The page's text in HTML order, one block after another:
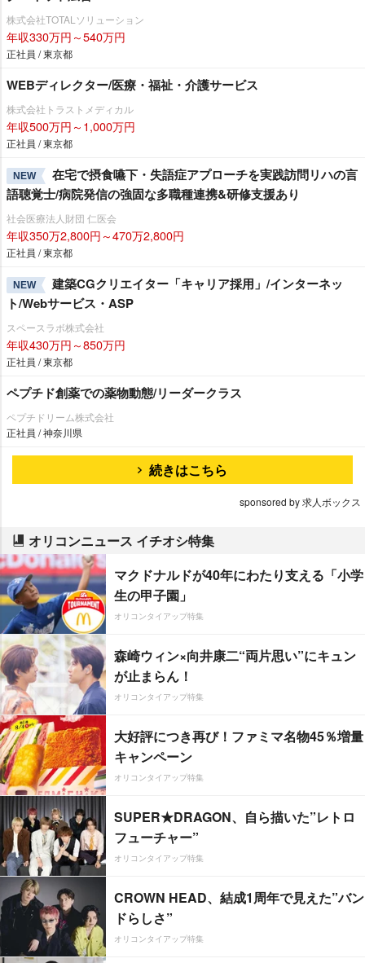
株式会社TOTALソリューション
年収330万円～540万円
正社員 / 東京都
WEBディレクター/医療・福祉・介護サービス
株式会社トラストメディカル
年収500万円～1,000万円
正社員 / 東京都
NEW
在宅で摂食嚥下・失語症アプローチを実践訪問リハの言
語聴覚士/病院発信の強固な多職種連携&研修支援あり
社会医療法人財団 仁医会
年収350万2,800円～470万2,800円
正社員 / 東京都
NEW
建築CGクリエイター「キャリア採用」/インターネッ
ト/Webサービス・ASP
スペースラボ株式会社
年収430万円～850万円
正社員 / 東京都
ペプチド創薬での薬物動態/リーダークラス
ペプチドリーム株式会社
正社員 / 神奈川県
続きはこちら
sponsored by 求人ボックス
オリコンニュース イチオシ特集
マクドナルドが40年にわたり支える「小学
生の甲子園」
オリコンタイアップ特集
森崎ウィン×向井康二“両片思い”にキュン
が止まらん！
オリコンタイアップ特集
大好評につき再び！ファミマ名物45％増量
キャンペーン
オリコンタイアップ特集
SUPER★DRAGON、自ら描いた”レトロ
フューチャー”
オリコンタイアップ特集
CROWN HEAD、結成1周年で見えた”バン
ドらしさ”
オリコンタイアップ特集